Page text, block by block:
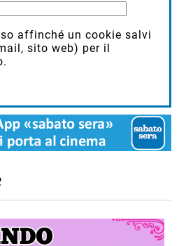
affinché un cookie salvi
sito web) per il